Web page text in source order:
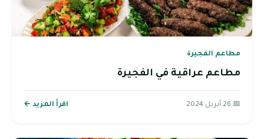
مطاعم الفجيرة
مطاعم عراقية في الفجيرة
📅 26 أبريل 2024 اقرأ المزيد ←